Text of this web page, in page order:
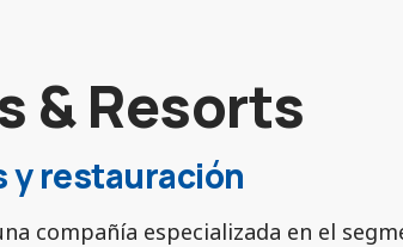
& Resorts
y restauración
compañía especializada en el